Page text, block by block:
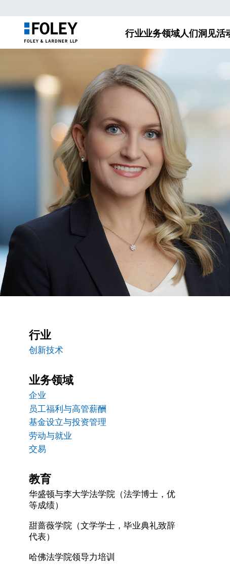
行业业务领域人们洞见活
行业
创新技术
业务领域
企业
员工福利与高管薪酬
基金设立与投资管理
劳动与就业
交易
教育
华盛顿与李大学法学院（法学博士，优
等成绩）
甜蔷薇学院（文学学士，毕业典礼致辞
代表）
哈佛法学院领导力培训